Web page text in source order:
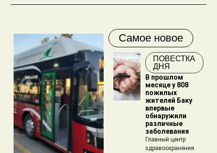
Самое новое
ПОВЕСТКА
ДНЯ
В прошлом
месяце у 808
пожилых
жителей Баку
впервые
обнаружили
различные
заболевания
Главный центр
здравоохранения